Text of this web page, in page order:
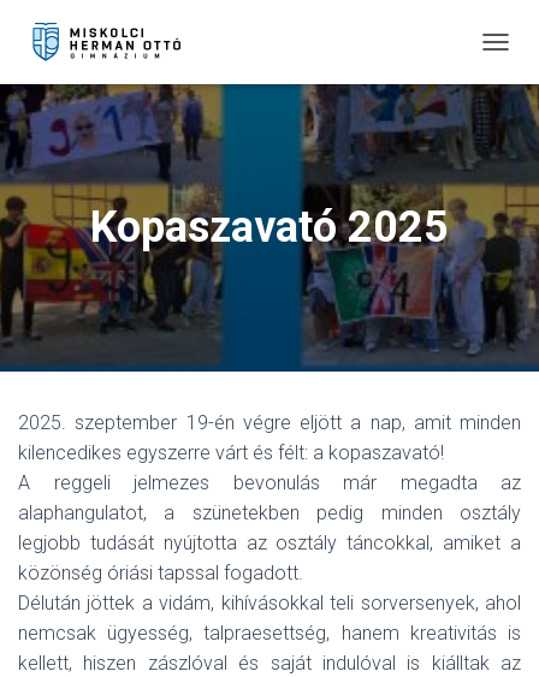
O
L
A
V
G
A
T
Kopaszavató 2025
2025. szeptember 19-én végre eljött a nap, amit minden
kilencedikes egyszerre várt és félt: a kopaszavató!
A reggeli jelmezes bevonulás már megadta az
alaphangulatot, a szünetekben pedig minden osztály
legjobb tudását nyújtotta az osztály táncokkal, amiket a
közönség óriási tapssal fogadott.
Délután jöttek a vidám, kihívásokkal teli sorversenyek, ahol
nemcsak ügyesség, talpraesettség, hanem kreativitás is
kellett, hiszen zászlóval és saját indulóval is kiálltak az